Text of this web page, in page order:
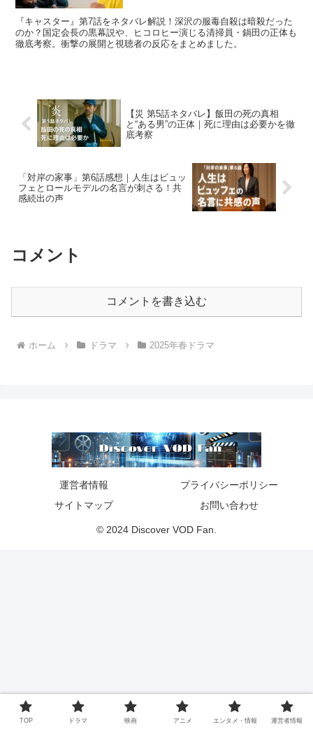
『キャスター』第7話をネタバレ解説！深沢の服毒自殺は暗殺だった
のか？国定会長の黒幕説や、ヒコロヒー演じる清掃員・鍋田の正体も
徹底考察。衝撃の展開と視聴者の反応をまとめました。
【災 第5話ネタバレ】飯田の死の真相
と“ある男”の正体｜死に理由は必要かを徹
底考察
「対岸の家事」第6話感想｜人生はビュッ
フェとロールモデルの名言が刺さる！共
感続出の声
コメント
コメントを書き込む
ホーム ドラマ 2025年春ドラマ
運営者情報
プライバシーポリシー
サイトマップ
お問い合わせ
© 2024 Discover VOD Fan.
TOP ドラマ 映画 アニメ エンタメ・情報 運営者情報